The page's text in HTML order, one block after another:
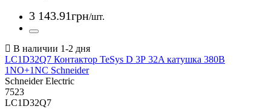
3 143.91грн/шт.
LC1D32Q7 Контактор TeSys D 3Р 32A катушка 380В
1NO+1NC Schneider
Schneider Electric
7523
LC1D32Q7